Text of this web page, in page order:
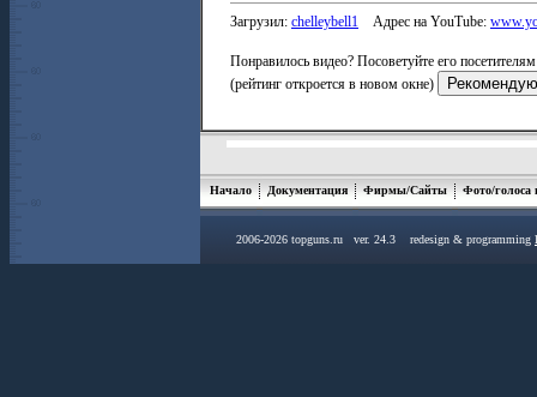
Загрузил: chelleybell1 Адрес на YouTube:
Понравилось видео? Посоветуйте его посетителям
(рейтинг откроется в новом окне)
Начало Документация Фирмы/Сайты Фото/голоса
2006-2026 topguns.ru ver. 24.3 redesign & programming